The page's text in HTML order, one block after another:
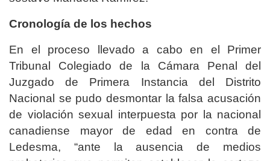
Cronología de los hechos
En el proceso llevado a cabo en el Primer
Tribunal Colegiado de la Cámara Penal del
Juzgado de Primera Instancia del Distrito
Nacional se pudo desmontar la falsa acusación
de violación sexual interpuesta por la nacional
canadiense mayor de edad en contra de
Ledesma, “ante la ausencia de medios